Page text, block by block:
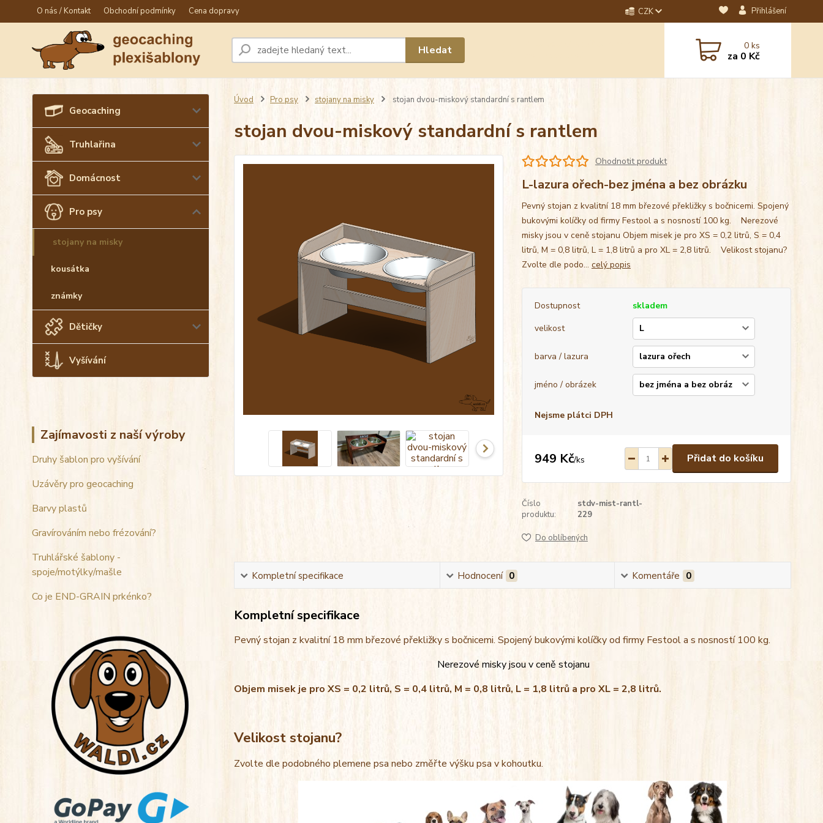
O nás / Kontakt Obchodní podmínky Cena dopravy CZK Přihlášení
Hledat 0ks
za 0 Kč
Geocaching
Truhlařina
Domácnost
Pro psy
stojany na misky
kousátka
známky
Dětičky
Vyšívání
Zajímavosti z naší výroby
Druhy šablon pro vyšívání
Uzávěry pro geocaching
Barvy plastů
Gravírováním nebo frézování?
Truhlářské šablony -
spoje/motýlky/mašle
Co je END-GRAIN prkénko?
Úvod Pro psy stojany na misky stojan dvou-miskový standardní s rantlem
stojan dvou-miskový standardní s rantlem
Ohodnotit produkt
L-lazura ořech-bez jména a bez obrázku
Pevný stojan z kvalitní 18 mm březové překližky s bočnicemi. Spojený
bukovými kolíčky od firmy Festool a s nosností 100 kg. Nerezové
misky jsou v ceně stojanu Objem misek je pro XS = 0,2 litrů, S = 0,4
litrů, M = 0,8 litrů, L = 1,8 litrů a pro XL = 2,8 litrů. Velikost stojanu?
Zvolte dle podo... celý popis
Dostupnost
skladem
velikost
barva / lazura
jméno / obrázek
Nejsme plátci DPH
949 Kč/ks Přidat do košíku
Číslo
produktu:
stdv-mist-rantl-
229
Do oblíbených
Kompletní specifikace Hodnocení 0 Komentáře 0
Kompletní specifikace
Pevný stojan z kvalitní 18 mm březové překližky s bočnicemi. Spojený bukovými kolíčky od firmy Festool a s nosností 100 kg.
Nerezové misky jsou v ceně stojanu
Objem misek je pro XS = 0,2 litrů, S = 0,4 litrů, M = 0,8 litrů, L = 1,8 litrů a pro XL = 2,8 litrů.
Velikost stojanu?
Zvolte dle podobného plemene psa nebo změřte výšku psa v kohoutku.